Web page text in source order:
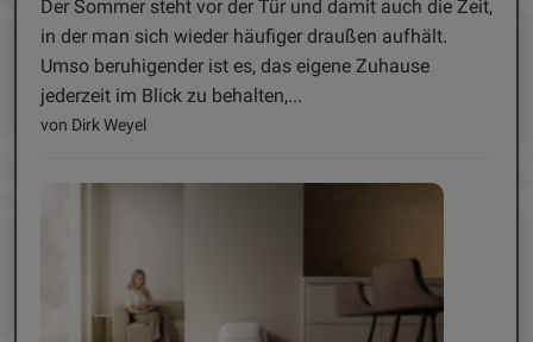
Der Sommer steht vor der Tür und damit auch die Zeit,
in der man sich wieder häufiger draußen aufhält.
Umso beruhigender ist es, das eigene Zuhause
jederzeit im Blick zu behalten,...
von Dirk Weyel